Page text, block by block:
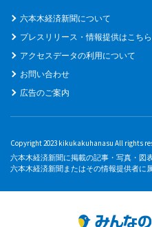
六本木経済新聞について
プレスリリース・情報提供はこち
アクセスデータの利用について
お問い合わせ
広告のご案内
Copyright 2023 kikukakuhanasu All rights
六本木経済新聞に掲載の記事・写真・図
六本木経済新聞またはその情報提供者に